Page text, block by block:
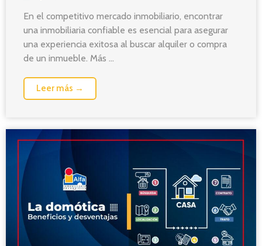
En el competitivo mercado inmobiliario, encontrar
una inmobiliaria confiable es esencial para asegurar
una experiencia exitosa al buscar alquiler o compra
de un inmueble. Más ...
Leer más →